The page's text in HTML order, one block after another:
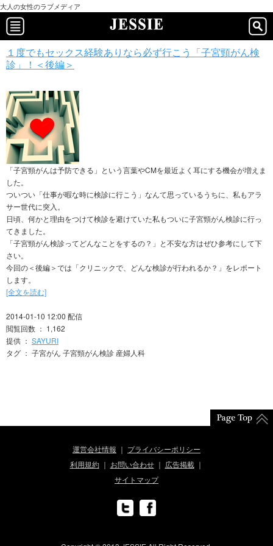
大人の女性のラブメディア
１度でもセックス経験ありなら必ず行こう「子宮頸がん検
診」！＜後編＞
「子宮頸がんは予防できる」という言葉やCMを最近よく耳にする機会が増えま
した。
ついつい「仕事が暇な時に検診に行こう」なんて思っているうちに、私もアラ
サー世代に突入。
日頃、何かと理由をつけて検診を避けていた私もついに子宮頸がん検診に行っ
てきました。
「子宮頸がん検診ってどんなことをするの？」と不安な方はぜひ参考にして下
さい。
今回の＜後編＞では「クリニックで、どんな検診が行われるか？」をレポート
します。
[全文を読む]
2014-01-10 12:00 配信
閲覧回数 ： 1,162
提供 ： SAYURI
タグ ： 子宮がん 子宮頸がん検診 産婦人科
運営会社情報
プライバシーポリシー
利用規約
お問い合わせ
広告掲載
サイトマップ